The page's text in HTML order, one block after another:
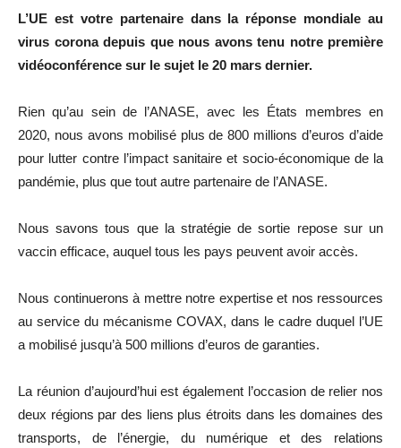
L’UE est votre partenaire dans la réponse mondiale au
virus corona depuis que nous avons tenu notre première
vidéoconférence sur le sujet le 20 mars dernier.
Rien qu’au sein de l’ANASE, avec les États membres en
2020, nous avons mobilisé plus de 800 millions d’euros d’aide
pour lutter contre l’impact sanitaire et socio-économique de la
pandémie, plus que tout autre partenaire de l’ANASE.
Nous savons tous que la stratégie de sortie repose sur un
vaccin efficace, auquel tous les pays peuvent avoir accès.
Nous continuerons à mettre notre expertise et nos ressources
au service du mécanisme COVAX, dans le cadre duquel l’UE
a mobilisé jusqu’à 500 millions d’euros de garanties.
La réunion d’aujourd’hui est également l’occasion de relier nos
deux régions par des liens plus étroits dans les domaines des
transports, de l’énergie, du numérique et des relations